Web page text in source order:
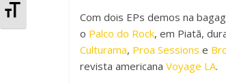
t
A
Com dois EPs demos na
o Palco do Rock, em Piatã,
Culturama, Proa Sessions e
revista americana Voyage LA.